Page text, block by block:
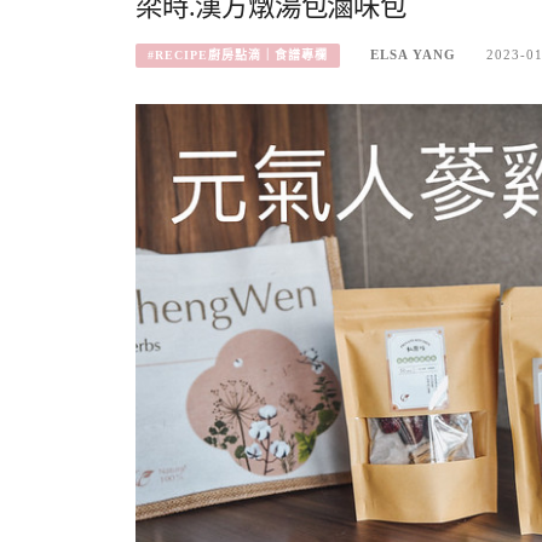
梁時.漢方燉湯包滷味包
#RECIPE廚房點滴｜食譜專欄 ELSA YANG 2023-